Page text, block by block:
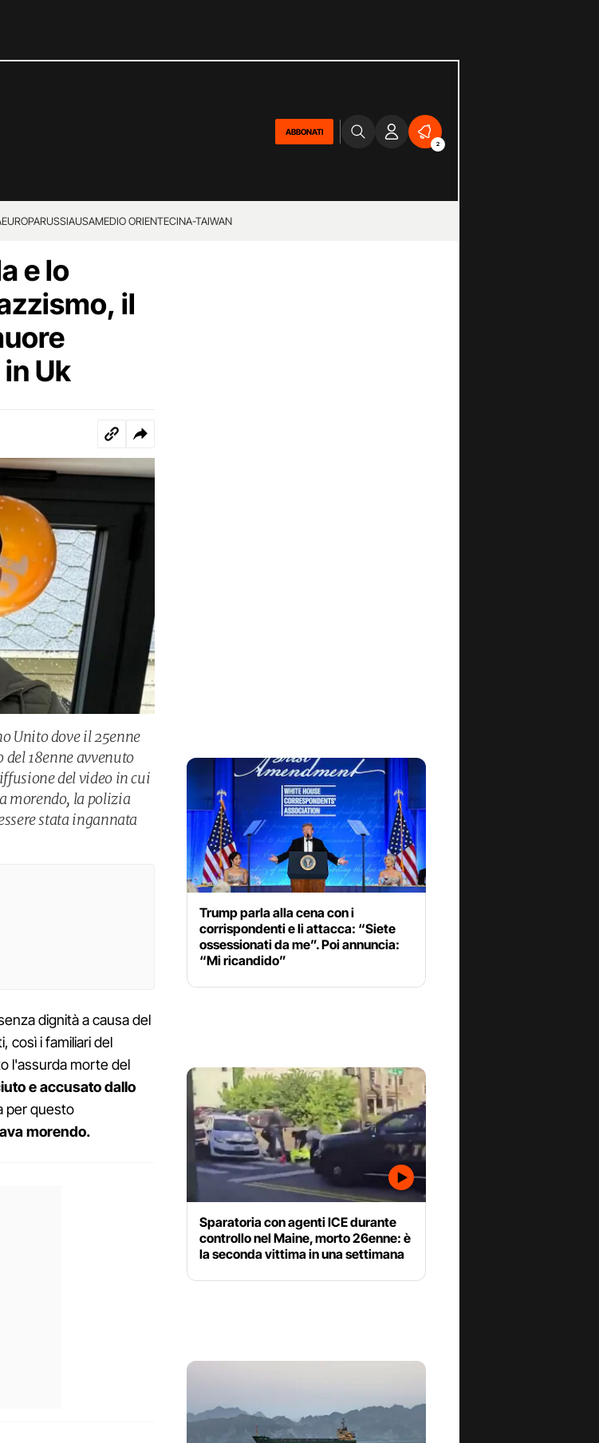
ABBONATI
2
EUROPARUSSIAUSAMEDIO ORIENTECINA-TAIWAN
e lo
il
Uk
Unito dove il 25enne
del 18enne avvenuto
del video in cui
morendo, la polizia
stata ingannata
dignità a causa del
così i familiari del
l'assurda morte del
e accusato dallo
per questo
morendo.
Trump parla alla cena con i
corrispondenti e li attacca: “Siete
ossessionati da me”. Poi annuncia:
“Mi ricandido”
Sparatoria con agenti ICE durante
controllo nel Maine, morto 26enne: è
la seconda vittima in una settimana